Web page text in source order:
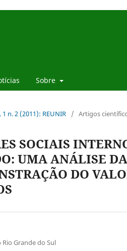
Sobre
1 n. 2 (2011): REUNIR / Artigos
SOCIAIS
UMA ANÁLISE
DO
Grande do Sul